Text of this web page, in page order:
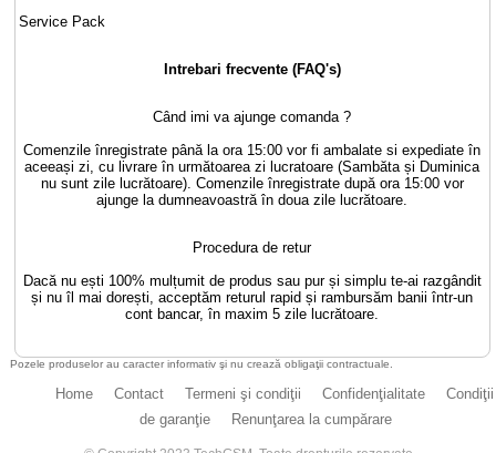
Service Pack
Intrebari frecvente (FAQ's)
Când imi va ajunge comanda ?
Comenzile înregistrate până la ora 15:00 vor fi ambalate si expediate în
aceeași zi, cu livrare în următoarea zi lucratoare (Sambăta și Duminica
nu sunt zile lucrătoare). Comenzile înregistrate după ora 15:00 vor
ajunge la dumneavoastră în doua zile lucrătoare.
Procedura de retur
Dacă nu ești 100% mulțumit de produs sau pur și simplu te-ai razgândit
și nu îl mai dorești, acceptăm returul rapid și rambursăm banii într-un
cont bancar, în maxim 5 zile lucrătoare.
Pozele produselor au caracter informativ şi nu crează obligaţii contractuale.
Home Contact Termeni şi condiţii Confidenţialitate
Condiţii
de garanţie
Renunţarea la cumpărare